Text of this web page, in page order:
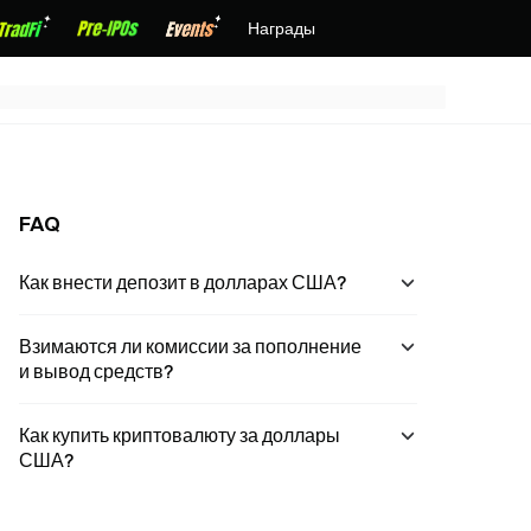
Награды
FAQ
Как внести депозит в долларах США?
Взимаются ли комиссии за пополнение
и вывод средств?
Как купить криптовалюту за доллары
США?